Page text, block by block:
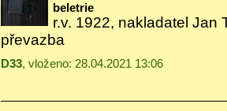
beletrie
r.v. 1922, nakladatel Jan
převazba
D33, vloženo: 28.04.2021 13:06